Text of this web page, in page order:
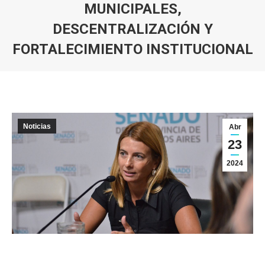
MUNICIPALES,
DESCENTRALIZACIÓN Y
FORTALECIMIENTO INSTITUCIONAL
Abr
23
2024
Noticias